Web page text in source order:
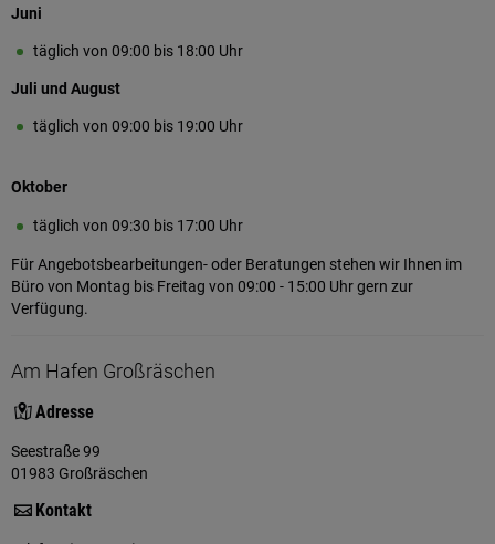
Juni
täglich von 09:00 bis 18:00 Uhr
Juli und August
täglich von 09:00 bis 19:00 Uhr
Oktober
täglich von 09:30 bis 17:00 Uhr
Für Angebotsbearbeitungen- oder Beratungen stehen wir Ihnen im
Büro von Montag bis Freitag von 09:00 - 15:00 Uhr gern zur
Verfügung.
Am Hafen Großräschen
Adresse
Seestraße 99
01983 Großräschen
Kontakt